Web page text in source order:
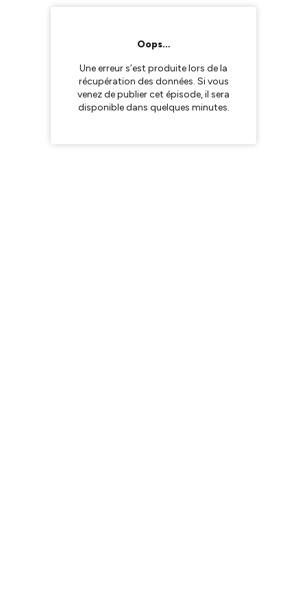
Oops…
Une erreur s’est produite lors de la
récupération des données. Si vous
venez de publier cet épisode, il sera
disponible dans quelques minutes.